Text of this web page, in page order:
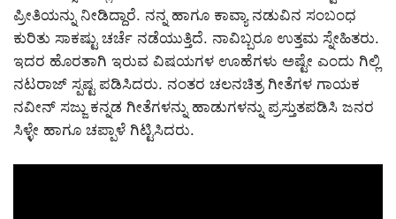
ಪ್ರೀತಿಯನ್ನು ನೀಡಿದ್ದಾರೆ. ನನ್ನ ಹಾಗೂ ಕಾವ್ಯಾ ನಡುವಿನ ಸಂಬಂಧ
ಕುರಿತು ಸಾಕಷ್ಟು ಚರ್ಚೆ ನಡೆಯುತ್ತಿದೆ. ನಾವಿಬ್ಬರೂ ಉತ್ತಮ ಸ್ನೇಹಿತರು.
ಇದರ ಹೊರತಾಗಿ ಇರುವ ವಿಷಯಗಳ ಊಹೆಗಳು ಅಷ್ಟೇ ಎಂದು ಗಿಲ್ಲಿ
ನಟರಾಜ್ ಸ್ಪಷ್ಟ ಪಡಿಸಿದರು. ನಂತರ ಚಲನಚಿತ್ರ ಗೀತೆಗಳ ಗಾಯಕ
ನವೀನ್ ಸಜ್ಜು ಕನ್ನಡ ಗೀತೆಗಳನ್ನು ಹಾಡುಗಳನ್ನು ಪ್ರಸ್ತುತಪಡಿಸಿ ಜನರ
ಸಿಳ್ಳೇ ಹಾಗೂ ಚಪ್ಪಾಳೆ ಗಿಟ್ಟಿಸಿದರು.